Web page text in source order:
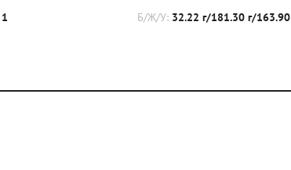
1 Б/Ж/У: 32.22 г/181.30 г/163.90